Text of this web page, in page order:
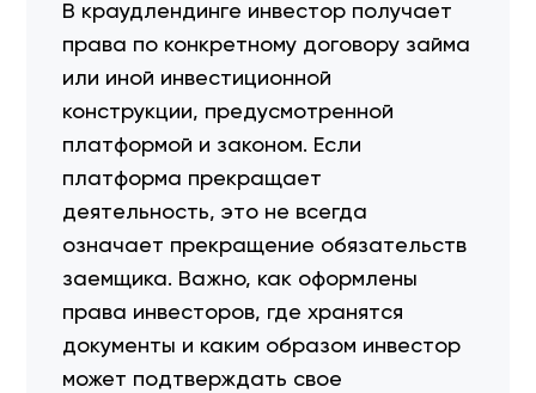
В краудлендинге инвестор получает
права по конкретному договору займа
или иной инвестиционной
конструкции, предусмотренной
платформой и законом. Если
платформа прекращает
деятельность, это не всегда
означает прекращение обязательств
заемщика. Важно, как оформлены
права инвесторов, где хранятся
документы и каким образом инвестор
может подтверждать свое